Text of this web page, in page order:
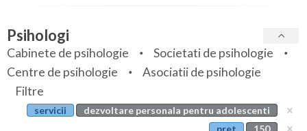
Bihor
Bistrita-Nasaud
Botosani
Specialitati
Servicii
Articole
Evenimente
Psihologi
Cabinete de psihologie
Societati de psihologie
Centre de psihologie
Asociatii de psihologie
Filtre
servicii
dezvoltare personala pentru adolescenti
pret
150